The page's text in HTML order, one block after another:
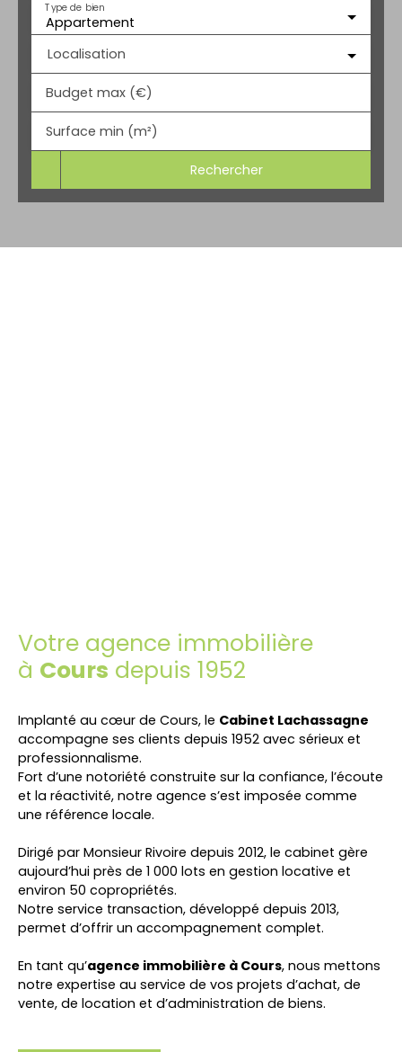
Appartement
Type de bien
Localisation
Budget max (€)
Surface min (m²)
Rechercher
Votre agence immobilière
à Cours depuis 1952
Implanté au cœur de Cours, le Cabinet Lachassagne
accompagne ses clients depuis 1952 avec sérieux et
professionnalisme.
Fort d’une notoriété construite sur la confiance, l’écoute
et la réactivité, notre agence s’est imposée comme
une référence locale.
Dirigé par Monsieur Rivoire depuis 2012, le cabinet gère
aujourd’hui près de 1 000 lots en gestion locative et
environ 50 copropriétés.
Notre service transaction, développé depuis 2013,
permet d’offrir un accompagnement complet.
En tant qu’agence immobilière à Cours, nous mettons
notre expertise au service de vos projets d’achat, de
vente, de location et d’administration de biens.